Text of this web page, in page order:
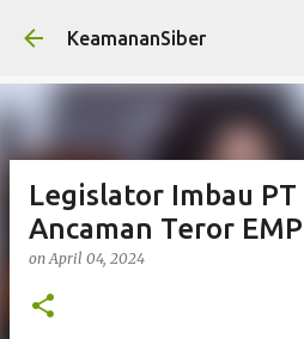
Skip to main
KeamananSiber
Legislator Imbau PT
Ancaman Teror
onApril 04, 2024